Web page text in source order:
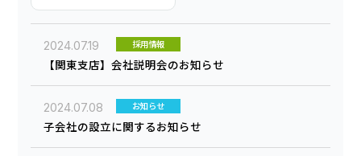
2024.07.19 採用情報
【関東支店】会社説明会のお知らせ
2024.07.08 お知らせ
子会社の設立に関するお知らせ